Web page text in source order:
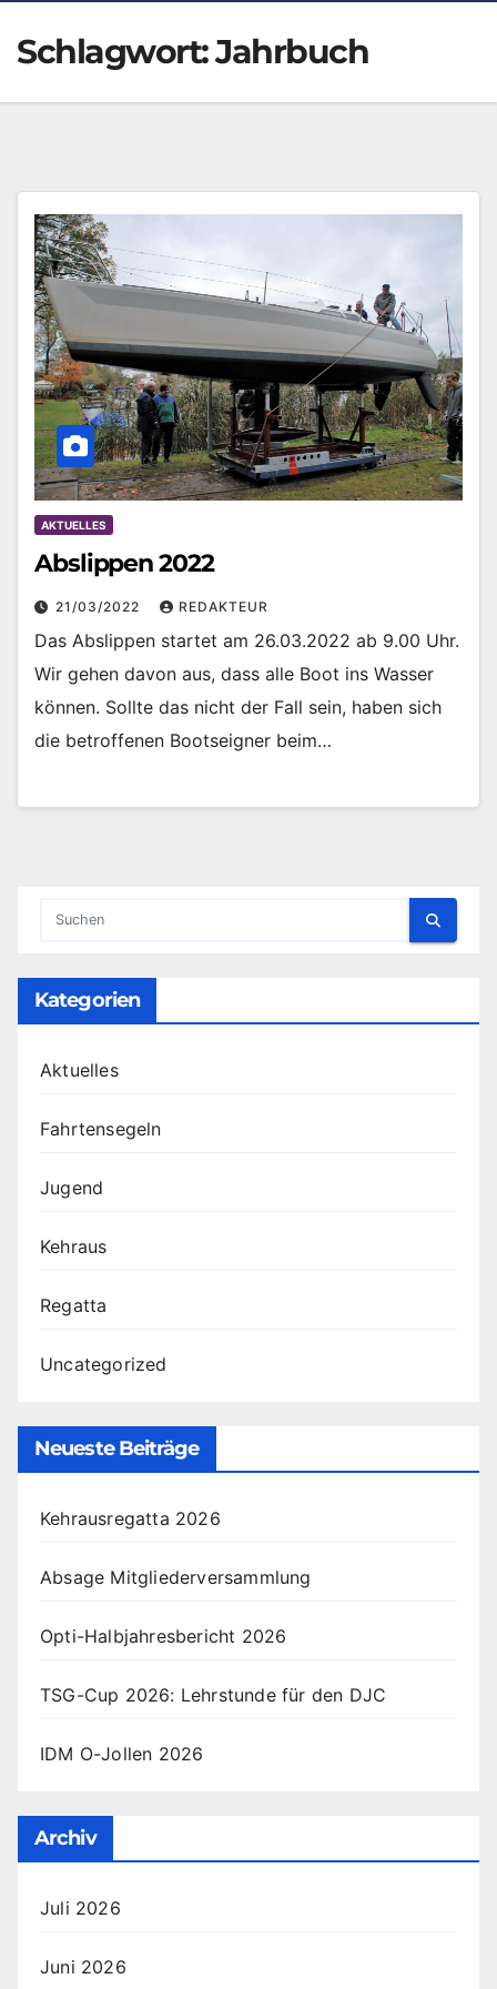
Schlagwort:Jahrbuch
AKTUELLES
Abslippen 2022
21/03/2022 REDAKTEUR
Das Abslippen startet am 26.03.2022 ab 9.00 Uhr.
Wir gehen davon aus, dass alle Boot ins Wasser
können. Sollte das nicht der Fall sein, haben sich
die betroffenen Bootseigner beim…
Kategorien
Aktuelles
Fahrtensegeln
Jugend
Kehraus
Regatta
Uncategorized
Neueste Beiträge
Kehrausregatta 2026
Absage Mitgliederversammlung
Opti-Halbjahresbericht 2026
TSG-Cup 2026: Lehrstunde für den DJC
IDM O-Jollen 2026
Archiv
Juli 2026
Juni 2026